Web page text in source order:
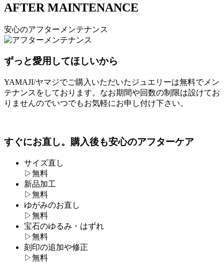
AFTER MAINTENANCE
安心のアフターメンテナンス
ずっと愛用してほしいから
YAMAJI/ヤマジでご購入いただいたジュエリーは無料でメン
テナンスをしております。なお期間や回数の制限は設けてお
りませんのでいつでもお気軽にお申し付け下さい。
すぐにお直し。購入後も安心のアフターケア
サイズ直し
▷無料
新品加工
▷無料
ゆがみのお直し
▷無料
宝石のゆるみ・はずれ
▷無料
刻印の追加や修正
▷無料